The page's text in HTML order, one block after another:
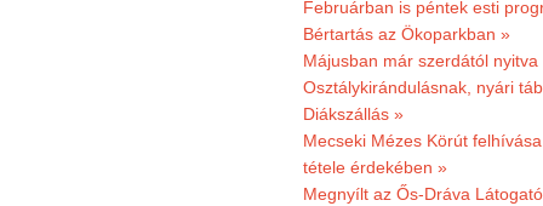
Februárban is péntek esti
Bértartás az Ökoparkban »
Májusban már szerdától
Osztálykirándulásnak, nyári
Diákszállás »
Mecseki Mézes Körút
tétele érdekében »
Megnyílt az Ős-Dráva